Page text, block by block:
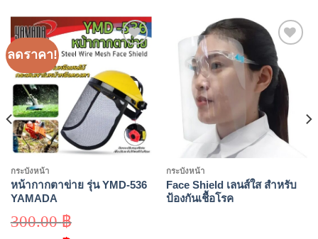
ลดราคา!
Add to
wishlist
กระบังหน้า
หน้ากากตาข่าย รุ่น YMD-536
YAMADA
300.00฿
Add to
wishlist
กระบังหน้า
Face Shield เลนส์ใส สำหรับ
ป้องกันเชื้อโรค